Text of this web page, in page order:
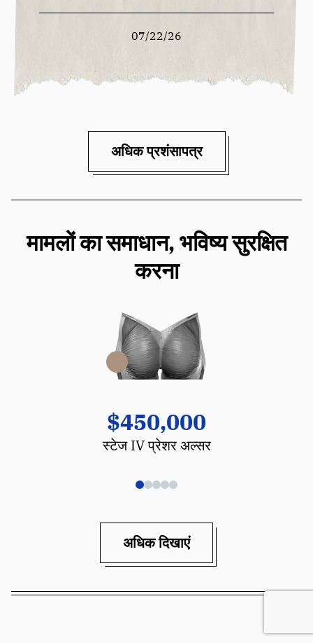
07/22/26
अधिक प्रशंसापत्र
मामलों का समाधान, भविष्य सुरक्षित
करना
$450,000
स्टेज IV प्रेशर अल्सर
अधिक दिखाएं